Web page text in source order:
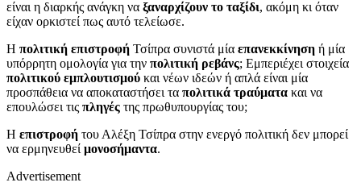
είναι η διαρκής ανάγκη να ξαναρχίζουν το ταξίδι, ακόμη κι όταν
είχαν ορκιστεί πως αυτό τελείωσε.
Η πολιτική επιστροφή Τσίπρα συνιστά μία επανεκκίνηση ή μία
υπόρρητη ομολογία για την πολιτική ρεβάνς; Εμπεριέχει στοιχεία
πολιτικού εμπλουτισμού και νέων ιδεών ή απλά είναι μία
προσπάθεια να αποκαταστήσει τα πολιτικά τραύματα και να
επουλώσει τις πληγές της πρωθυπουργίας του;
Η επιστροφή του Αλέξη Τσίπρα στην ενεργό πολιτική δεν μπορεί
να ερμηνευθεί μονοσήμαντα.
Advertisement